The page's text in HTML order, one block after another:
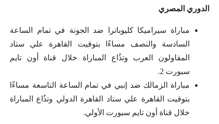
الدوري المصري
مباراة سيراميكا كليوباترا ضد الجونة في تمام الساعة
السادسة والنصف مساءًا بتوقيت القاهرة علي ستاد
المقاولون العرب وتذُاع المباراة خلال قناة أون تايم
سبورت 2.
مباراة الزمالك ضد إنبي في تمام الساعة التاسعة مساءًا
بتوقيت القاهرة علي ستاد القاهرة الدولي وتذُاع المباراة
خلال قناة أون تايم سبورت الأولي.